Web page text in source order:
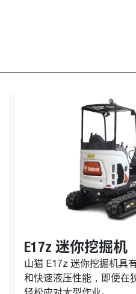
E17z 迷你挖掘机
山猫 E17z 迷你挖掘机具
和快速液压性能，即便在